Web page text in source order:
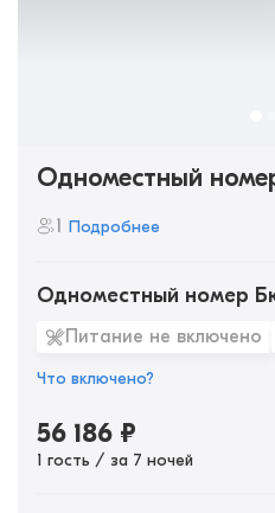
Одноместный
1 Подробнее
Одноместный номер
Питание не включено
Что включено?
56 186 ₽
1 гость / за 7 ночей